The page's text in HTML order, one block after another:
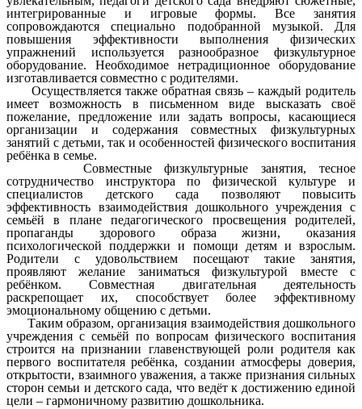
интегрированные и игровые формы. Все занятия
сопровождаются специально подобранной музыкой. Для
повышения эффективности выполнения физических
упражнений используется разнообразное физкультурное
оборудование. Необходимое нетрадиционное оборудование
изготавливается совместно с родителями.
Осуществляется также обратная связь – каждый родитель
имеет возможность в письменном виде высказать своё
пожелание, предложение или задать вопросы, касающиеся
организации и содержания совместных физкультурных
занятий с детьми, так и особенностей физического воспитания
ребёнка в семье.
Совместные физкультурные занятия, тесное
сотрудничество инструктора по физической культуре и
специалистов детского сада позволяют повысить
эффективность взаимодействия дошкольного учреждения с
семьёй в плане педагогического просвещения родителей,
пропаганды здорового образа жизни, оказания
психологической поддержки и помощи детям и взрослым.
Родители с удовольствием посещают такие занятия,
проявляют желание заниматься физкультурой вместе с
ребёнком. Совместная двигательная деятельность
раскрепощает их, способствует более эффективному
эмоциональному общению с детьми.
Таким образом, организация взаимодействия дошкольного
учреждения с семьёй по вопросам физического воспитания
строится на признании главенствующей роли родителя как
первого воспитателя ребёнка, создании атмосферы доверия,
открытости, взаимного уважения, а также признания сильных
сторон семьи и детского сада, что ведёт к достижению единой
цели – гармоничному развитию дошкольника.